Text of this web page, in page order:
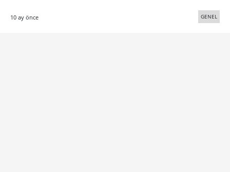
10 ay önce GENEL